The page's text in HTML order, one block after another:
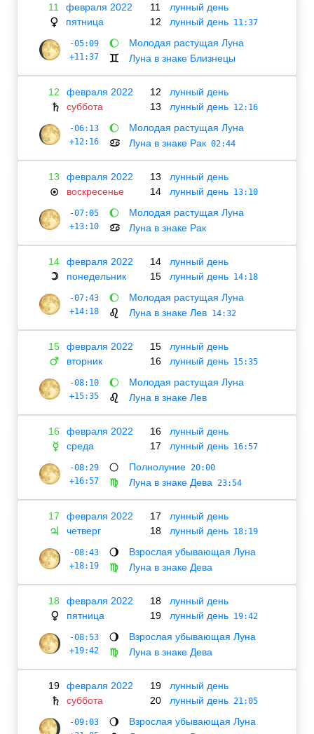
11 февраля 2022
♀ пятница
11
лунный день
12
лунный день 11:37
-05:09
+11:37
🌔 Молодая растущая Луна
♊ Луна в знаке Близнецы
12 февраля 2022
♄ суббота
12
лунный день
13
лунный день 12:16
-06:13
+12:16
🌔 Молодая растущая Луна
♋ Луна в знаке Рак 02:44
13 февраля 2022
☉ воскресенье
13
лунный день
14
лунный день 13:10
-07:05
+13:10
🌔 Молодая растущая Луна
♋ Луна в знаке Рак
14 февраля 2022
☽ понедельник
14
лунный день
15
лунный день 14:18
-07:43
+14:18
🌔 Молодая растущая Луна
♌ Луна в знаке Лев 14:32
15 февраля 2022
♂ вторник
15
лунный день
16
лунный день 15:35
-08:10
+15:35
🌔 Молодая растущая Луна
♌ Луна в знаке Лев
16 февраля 2022
☿ среда
16
лунный день
17
лунный день 16:57
-08:29
+16:57
🌕 Полнолуние 20:00
♍
Луна в знаке Дева 23:54
17 февраля 2022
♃ четверг
17
лунный день
18
лунный день 18:19
-08:43
+18:19
🌖 Взрослая убывающая Луна
♍ Луна в знаке Дева
18 февраля 2022
♀ пятница
18
лунный день
19
лунный день 19:42
-08:53
+19:42
🌖 Взрослая убывающая Луна
♍ Луна в знаке Дева
19 февраля 2022
♄ суббота
19
лунный день
20
лунный день 21:05
-09:03
🌖 Взрослая убывающая Луна